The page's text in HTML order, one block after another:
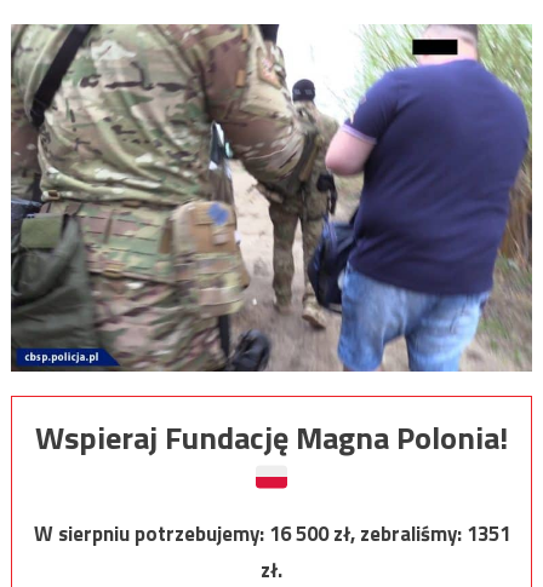
Wspieraj Fundację Magna Polonia!
W sierpniu potrzebujemy:16 500zł, zebraliśmy:1351
zł.